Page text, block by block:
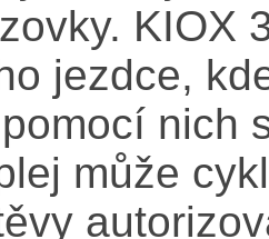
KIOX
jezdce,
nich
může